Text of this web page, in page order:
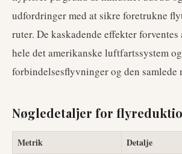
udfordringer med at sikre foretrukne
ruter. De kaskadende effekter forventes
hele det amerikanske luftfartssystem
forbindelsesflyvninger og den
Nøgledetaljer for
Metrik Detalje